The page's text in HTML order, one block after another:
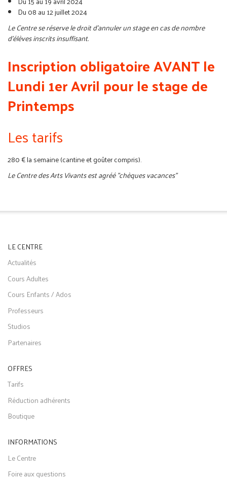
Du 08 au 12 juillet 2024
Le Centre se réserve le droit d'annuler un stage en cas de nombre
d'élèves inscrits insuffisant.
Inscription obligatoire AVANT le
Lundi 1er Avril pour le stage de
Printemps
Les tarifs
280 € la semaine (cantine et goûter compris).
Le Centre des Arts Vivants est agréé "chèques vacances"
LE CENTRE
Actualités
Cours Adultes
Cours Enfants / Ados
Professeurs
Studios
Partenaires
OFFRES
Tarifs
Réduction adhérents
Boutique
INFORMATIONS
Le Centre
Foire aux questions